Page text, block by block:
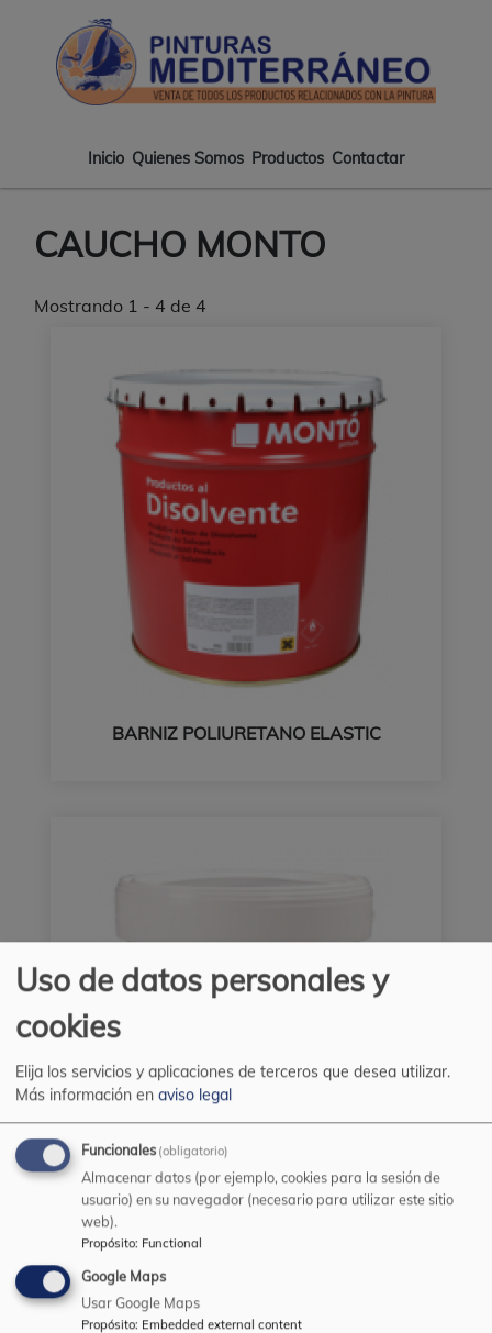
contenido
principal
Main
Inicio Quienes Somos Productos Contactar
CAUCHO MONTO
Mostrando 1 - 4 de 4
BARNIZ POLIURETANO ELASTIC
Uso de datos personales y
cookies
Elija los servicios y aplicaciones de terceros que desea utilizar.
Más información en aviso legal
Funcionales (obligatorio)
Almacenar datos (por ejemplo, cookies para la sesión de
usuario) en su navegador (necesario para utilizar este sitio
web).
Propósito: Functional
Google Maps
Usar Google Maps
Propósito: Embedded external content